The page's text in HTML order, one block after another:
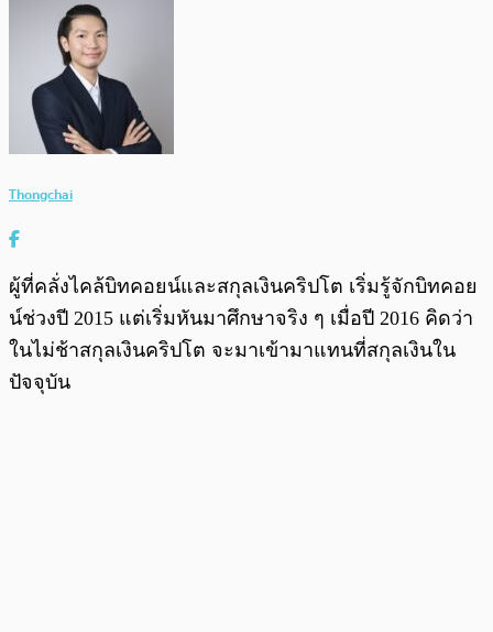
Thongchai
ผู้ที่คลั่งไคล้บิทคอยน์และสกุลเงินคริปโต เริ่มรู้จักบิทคอย
น์ช่วงปี 2015 แต่เริ่มหันมาศึกษาจริง ๆ เมื่อปี 2016 คิดว่า
ในไม่ช้าสกุลเงินคริปโต จะมาเข้ามาแทนที่สกุลเงินใน
ปัจจุบัน